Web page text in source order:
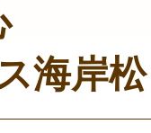
海岸松